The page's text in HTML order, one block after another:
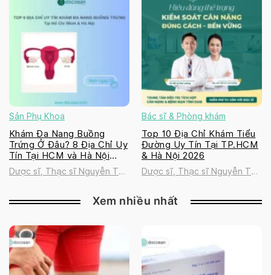
Sản Phụ Khoa
Khám Đa Nang Buồng
Trứng Ở Đâu? 8 Địa Chỉ Uy
Tín Tại HCM và Hà Nội
2026
Dược sĩ, Thạc sĩ Nguyễn Thị
Bác sĩ & Phòng khám
Top 10 Địa Chỉ Khám Tiểu
Đường Uy Tín Tại TP.HCM
& Hà Nội 2026
Dược sĩ, Thạc sĩ Nguyễn Thị
Xem nhiều nhất